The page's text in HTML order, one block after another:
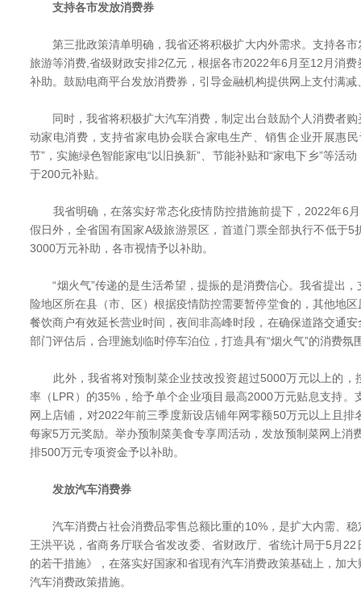
支持各市发放消费券
第三批政策清单明确，我省还将积极扩大内外需求。支持各市
旅游等消费,省级财政安排2亿元，根据各市2022年6月至12月消
补助。鼓励电商平台发放消费券，引导金融机构提供网上支付满减
同时，我省将积极扩大汽车消费，制定出台鼓励个人消费者购
动家电消费，支持省家电协会联合家电生产、销售企业开展惠
节”，实施绿色智能家电“以旧换新”、节能补贴和“家电下乡”等活
于200元补贴。
我省明确，在落实好常态化疫情防控措施前提下，2022年6月
假日外，全省国有国家A级旅游景区，首道门票全部执行不低于5
3000万元补助，各市视情予以补助。
“烟火气”传递的是生活希望，提振的是消费信心。我省提出，
险地区所在县（市、区）根据疫情防控需要暂停堂食的，其他地
餐饮商户有效延长营业时间，夜间非高峰时段，在确保道路交通
部门评估后，合理施划临时停车泊位，打造具有“烟火气”的消费氛
此外，我省将对预制菜企业技改投资超过5000万元以上的，
率（LPR）的35%，给予单个企业项目最高2000万元贴息支持。
网上店铺，对2022年前三季度新设店铺年网零额50万元以上且排
每家5万元奖励。举办预制菜美食专享周活动，发放预制菜网上消
排500万元专项资金予以补助。
发放汽车消费券
汽车消费占社会消费品零售总额比重的10%，是扩大内需、稳
王洪平说，省商务厅联合省发改委、省财政厅、省统计局于5月
的若干措施》，在落实好国家和省现有汽车消费政策基础上，加
汽车消费政策措施。